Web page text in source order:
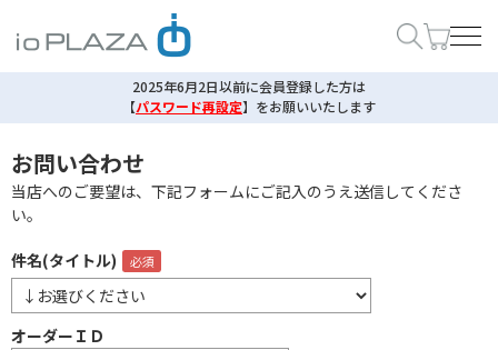
2025年6月2日以前に会員登録した方は
【パスワード再設定】 をお願いいたします
お問い合わせ
当店へのご要望は、下記フォームにご記入のうえ送信してくださ
い。
件名(タイトル)
オーダーＩＤ